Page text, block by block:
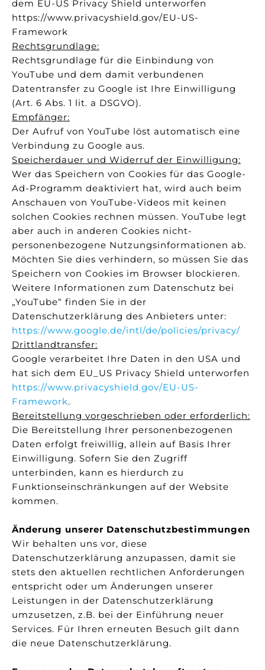
dem EU-US Privacy Shield unterworfen
https://www.privacyshield.gov/EU-US-
Framework
Rechtsgrundlage:
Rechtsgrundlage für die Einbindung von
YouTube und dem damit verbundenen
Datentransfer zu Google ist Ihre Einwilligung
(Art. 6 Abs. 1 lit. a DSGVO).
Empfänger:
Der Aufruf von YouTube löst automatisch eine
Verbindung zu Google aus.
Speicherdauer und Widerruf der Einwilligung:
Wer das Speichern von Cookies für das Google-
Ad-Programm deaktiviert hat, wird auch beim
Anschauen von YouTube-Videos mit keinen
solchen Cookies rechnen müssen. YouTube legt
aber auch in anderen Cookies nicht-
personenbezogene Nutzungsinformationen ab.
Möchten Sie dies verhindern, so müssen Sie das
Speichern von Cookies im Browser blockieren.
Weitere Informationen zum Datenschutz bei
„YouTube“ finden Sie in der
Datenschutzerklärung des Anbieters unter:
https://www.google.de/intl/de/policies/privacy/
Drittlandtransfer:
Google verarbeitet Ihre Daten in den USA und
hat sich dem EU_US Privacy Shield unterworfen
https://www.privacyshield.gov/EU-US-
Framework.
Bereitstellung vorgeschrieben oder erforderlich:
Die Bereitstellung Ihrer personenbezogenen
Daten erfolgt freiwillig, allein auf Basis Ihrer
Einwilligung. Sofern Sie den Zugriff
unterbinden, kann es hierdurch zu
Funktionseinschränkungen auf der Website
kommen.
Änderung unserer Datenschutzbestimmungen
Wir behalten uns vor, diese
Datenschutzerklärung anzupassen, damit sie
stets den aktuellen rechtlichen Anforderungen
entspricht oder um Änderungen unserer
Leistungen in der Datenschutzerklärung
umzusetzen, z.B. bei der Einführung neuer
Services. Für Ihren erneuten Besuch gilt dann
die neue Datenschutzerklärung.